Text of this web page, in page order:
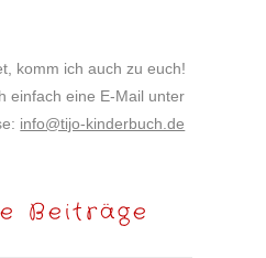
komm ich auch zu euch!
einfach eine E-Mail unter
info@tijo-kinderbuch.de
Beiträge